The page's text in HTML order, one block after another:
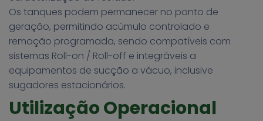
Os tanques podem permanecer no ponto de
geração, permitindo acúmulo controlado e
remoção programada, sendo compatíveis com
sistemas Roll-on / Roll-off e integráveis a
equipamentos de sucção a vácuo, inclusive
sugadores estacionários.
Utilização Operacional